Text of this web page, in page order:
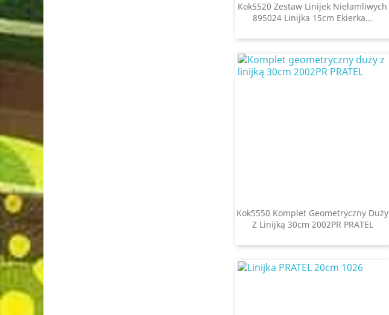
Kok5520 Zestaw Linijek Niełamliwych
895024 Linijka 15cm Ekierka...
Szybki podgląd
Kok5550 Komplet Geometryczny Duży
Z Linijką 30cm 2002PR PRATEL
Szybki podgląd